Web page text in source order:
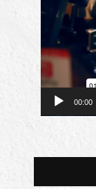
ー
ヤ
ー
00:00